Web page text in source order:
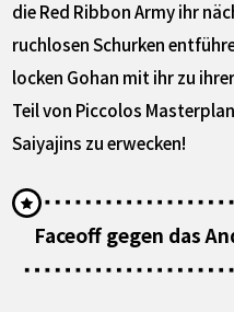
die Red Ribbon Army ihr
ruchlosen Schurken
locken Gohan mit ihr zu
Teil von Piccolos
Saiyajins zu erwecken!
Faceoff gegen das